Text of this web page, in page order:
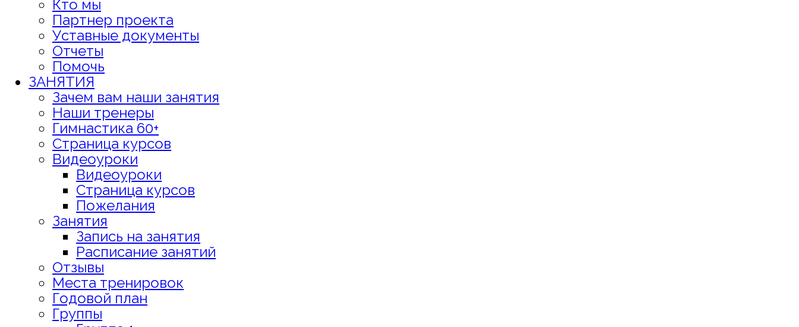
Кто мы
Партнер проекта
Уставные документы
Отчеты
Помочь
ЗАНЯТИЯ
Зачем вам наши занятия
Наши тренеры
Гимнастика 60+
Страница курсов
Видеоуроки
Видеоуроки
Страница курсов
Пожелания
Занятия
Запись на занятия
Расписание занятий
Отзывы
Места тренировок
Годовой план
Группы